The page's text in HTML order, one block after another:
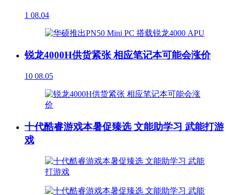
1 08.04
锐龙4000H供货紧张 相应笔记本可能会涨价
10 08.05
十代酷睿游戏本暑促臻选 文能助学习 武能打游
戏